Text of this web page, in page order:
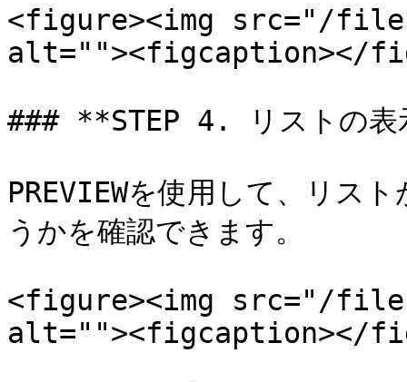
<figure><img src="/files/
alt=""><figcaption></
### **STEP 4. リストの表
PREVIEWを使用して、リス
うかを確認できます。
<figure><img src="/
alt=""><figcaption></